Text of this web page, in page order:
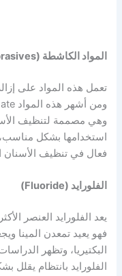
المواد الكاشطة (Abrasives)
تعمل هذه المواد على
وهي مصممة لتنظيف
استخدامها بشكل
فعال في تنظيف الأسنان
الفلورايد (Fluoride)
يعد الفلورايد العنصر
فهو يعيد تمعدن المينا
البكتيريا، وتظهر
الفلورايد بانتظام